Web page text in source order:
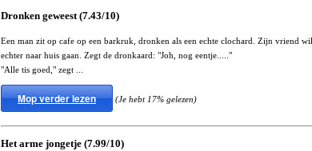
Dronken geweest (7.43/10)
Een man zit op cafe op een barkruk, dronken als een echte clochard. Zijn vriend
echter naar huis gaan. Zegt de dronkaard: "Joh, nog eentje....."
"Alle tis goed," zegt ...
Mop verder lezen (Je hebt 17% gelezen)
Het arme jongetje (7.99/10)